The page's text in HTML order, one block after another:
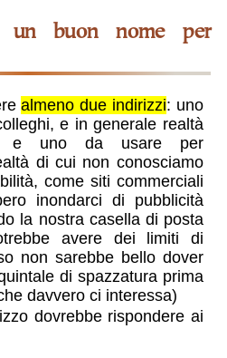
almeno due indirizzi: uno
e in generale realtà
e uno da usare per
di cui non conosciamo
come siti commerciali
inondarci di pubblicità
la nostra casella di posta
avere dei limiti di
non sarebbe bello dover
di spazzatura prima
davvero ci interessa)
dovrebbe rispondere ai